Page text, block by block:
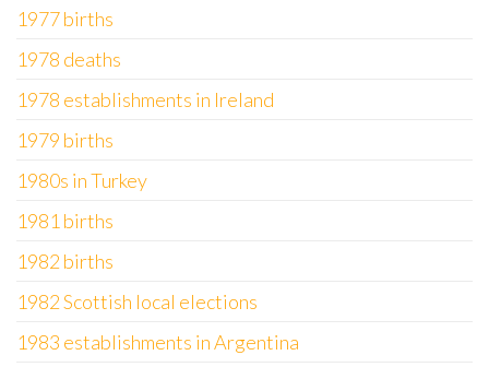
1977 births
1978 deaths
1978 establishments in Ireland
1979 births
1980s in Turkey
1981 births
1982 births
1982 Scottish local elections
1983 establishments in Argentina